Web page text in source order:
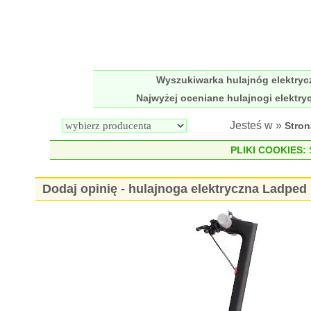
Wyszukiwarka hulajnóg
Najwyżej oceniane hulajnogi
Jesteś w »
PLIKI COOKIES:
Dodaj opinię - hulajnoga elektryczna Ladped